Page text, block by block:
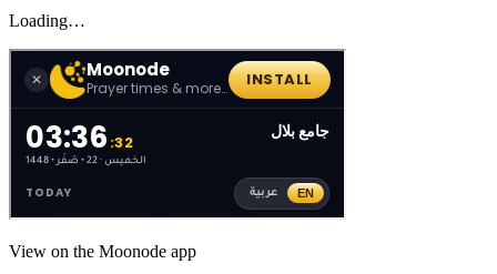
Loading…
View on the Moonode app